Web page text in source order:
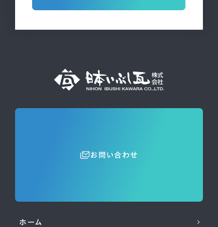
お問い合わせ
ホーム